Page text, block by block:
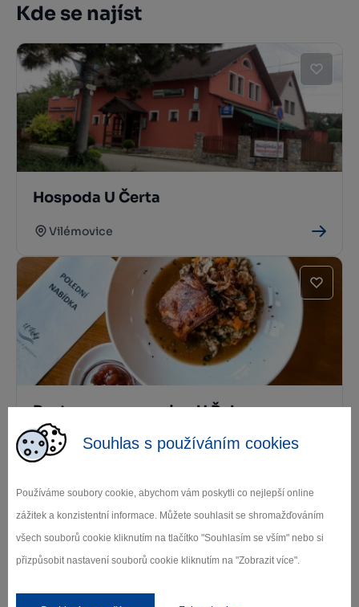
Souhlas s používáním cookies
Používáme soubory cookie, abychom vám poskytli co nejlepší online
zážitek a konzistentní informace. Můžete souhlasit se shromažďováním
všech souborů cookie kliknutím na tlačítko "Souhlasím se vším" nebo si
přizpůsobit nastavení souborů cookie kliknutím na "Zobrazit více".
Kde se najíst
Hospoda U Čerta
Vilémovice
Restaurace a penzion U Řeky
Ledeč nad Sázavou